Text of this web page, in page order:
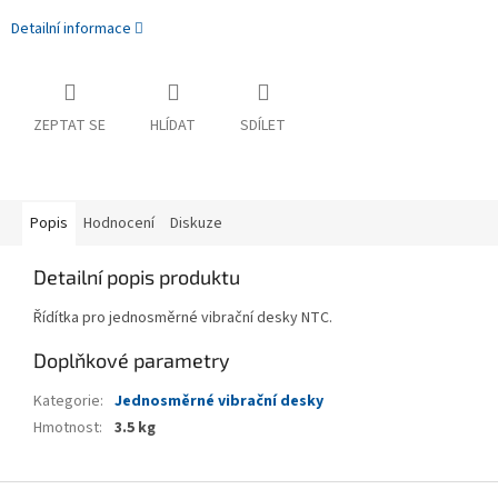
Detailní informace
ZEPTAT SE HLÍDAT SDÍLET
Popis Hodnocení Diskuze
Detailní popis produktu
Řídítka pro jednosměrné vibrační desky NTC.
Doplňkové parametry
Kategorie: Jednosměrné vibrační desky
Hmotnost: 3.5 kg